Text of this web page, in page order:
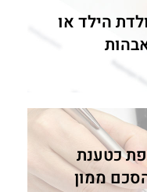
הילד או
כטענת
ממון